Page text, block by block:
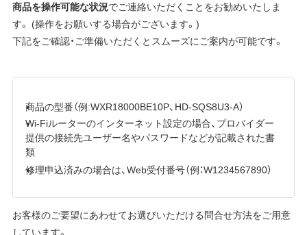
商品を操作可能な状況でご連絡いただくことをお勧めいたしま
す。 (操作をお願いする場合がございます。)
下記をご確認・ご準備いただくとスムーズにご案内が可能です。
商品の型番（例:WXR18000BE10P、HD-SQS8U3-A）
Wi-Fiルーターのインターネット設定の場合、プロバイダー
提供の接続先ユーザー名やパスワードなどが記載された書
類
修理申込済みの場合は、Web受付番号（例：W1234567890）
お客様のご要望にあわせてお選びいただける問合せ方法をご用意
しています。